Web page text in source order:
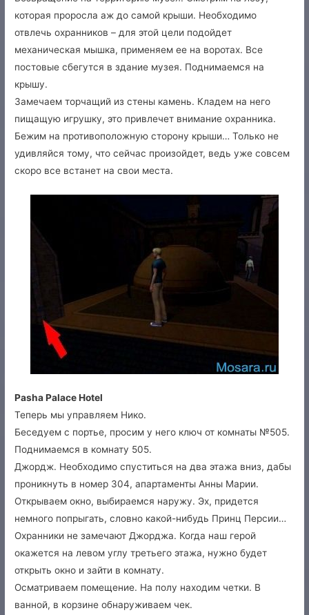
которая проросла аж до самой крыши. Необходимо
отвлечь охранников – для этой цели подойдет
механическая мышка, применяем ее на воротах. Все
постовые сбегутся в здание музея. Поднимаемся на
крышу.
Замечаем торчащий из стены камень. Кладем на него
пищащую игрушку, это привлечет внимание охранника.
Бежим на противоположную сторону крыши… Только не
удивляйся тому, что сейчас произойдет, ведь уже совсем
скоро все встанет на свои места.
Pasha Palace Hotel
Теперь мы управляем Нико.
Беседуем с портье, просим у него ключ от комнаты №505.
Поднимаемся в комнату 505.
Джордж. Необходимо спуститься на два этажа вниз, дабы
проникнуть в номер 304, апартаменты Анны Марии.
Открываем окно, выбираемся наружу. Эх, придется
немного попрыгать, словно какой-нибудь Принц Персии…
Охранники не замечают Джорджа. Когда наш герой
окажется на левом углу третьего этажа, нужно будет
открыть окно и зайти в комнату.
Осматриваем помещение. На полу находим четки. В
ванной, в корзине обнаруживаем чек.